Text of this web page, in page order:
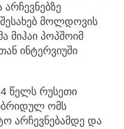
მოლდოვის
მიჰაი პოპშოიმ
ინტერვიუში
წელს რუსეთი
ომს
არჩევნებამდე და